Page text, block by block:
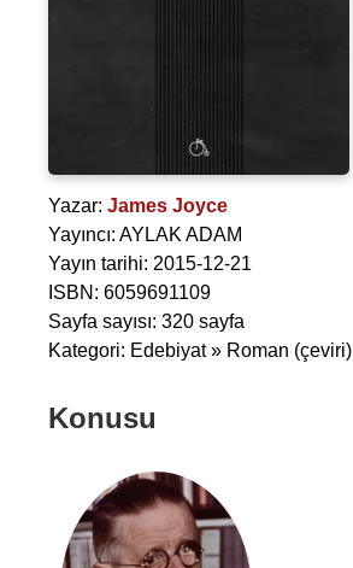
Yazar: James Joyce
Yayıncı: AYLAK ADAM
Yayın tarihi: 2015-12-21
ISBN: 6059691109
Sayfa sayısı: 320 sayfa
Kategori: Edebiyat » Roman (çeviri)
Konusu